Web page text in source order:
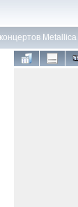
Metallica